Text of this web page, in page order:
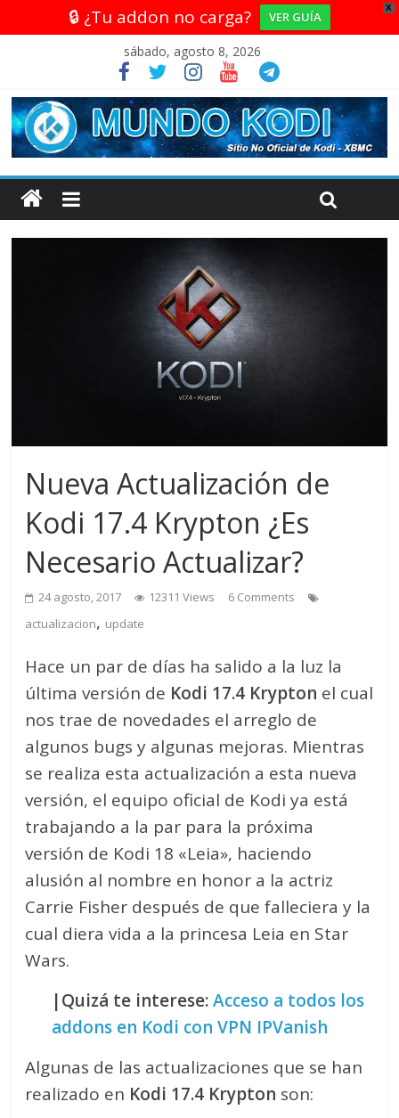
X
🔒 ¿Tu addon no carga? VER GUÍA
sábado, agosto 8, 2026
Nueva Actualización de
Kodi 17.4 Krypton ¿Es
Necesario Actualizar?
24 agosto, 2017 12311 Views
6 Comments
actualizacion, update
Hace un par de días ha salido a la luz la
última versión de Kodi 17.4 Krypton el cual
nos trae de novedades el arreglo de
algunos bugs y algunas mejoras. Mientras
se realiza esta actualización a esta nueva
versión, el equipo oficial de Kodi ya está
trabajando a la par para la próxima
versión de Kodi 18 «Leia», haciendo
alusión al nombre en honor a la actriz
Carrie Fisher después de que falleciera y la
cual diera vida a la princesa Leia en Star
Wars.
|Quizá te interese:Acceso a todos los
addons en Kodi con VPN IPVanish
Algunas de las actualizaciones que se han
realizado en Kodi 17.4 Krypton son: